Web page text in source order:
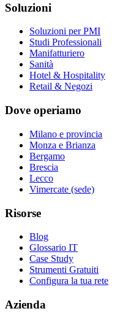
Soluzioni
Soluzioni per PMI
Studi Professionali
Manifatturiero
Sanità
Hotel & Hospitality
Retail & Negozi
Dove operiamo
Milano e provincia
Monza e Brianza
Bergamo
Brescia
Lecco
Vimercate (sede)
Risorse
Blog
Glossario IT
Case Study
Strumenti Gratuiti
Configura la tua rete
Azienda